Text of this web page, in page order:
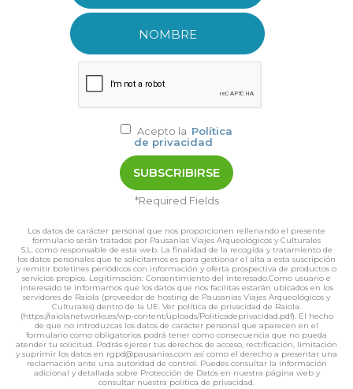
Acepto la Política
de privacidad
*Required Fields
Los datos de carácter personal que nos proporcionen rellenando el presente
formulario serán tratados por Pausanias Viajes Arqueológicos y Culturales
S.L. como responsable de esta web. La finalidad de la recogida y tratamiento de
los datos personales que te solicitamos es para gestionar el alta a esta suscripción
y remitir boletines periódicos con información y oferta prospectiva de productos o
servicios propios. Legitimación: Consentimiento del interesado.Como usuario e
interesado te informamos que los datos que nos facilitas estarán ubicados en los
servidores de Raiola (proveedor de hosting de Pausanias Viajes Arqueológicos y
Culturales) dentro de la UE. Ver política de privacidad de Raiola.
(https://raiolanetworks.es/wp-content/uploads/Politicadeprivacidad.pdf). El hecho
de que no introduzcas los datos de carácter personal que aparecen en el
formulario como obligatorios podrá tener como consecuencia que no pueda
atender tu solicitud. Podrás ejercer tus derechos de acceso, rectificación, limitación
y suprimir los datos en rgpd@pausanias.com así como el derecho a presentar una
reclamación ante una autoridad de control. Puedes consultar la información
adicional y detallada sobre Protección de Datos en nuestra página web y
consultar nuestra política de privacidad.